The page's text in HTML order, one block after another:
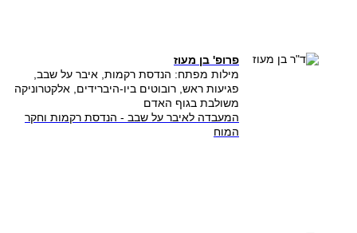
פרופ' בן מעוז
מילות מפתח: הנדסת רקמות, איבר על שבב,
פגיעות ראש, רובוטים ביו-היברידים, אלקטרוניקה
משולבת בגוף האדם
המעבדה לאיבר על שבב - הנדסת רקמות וחקר
המוח